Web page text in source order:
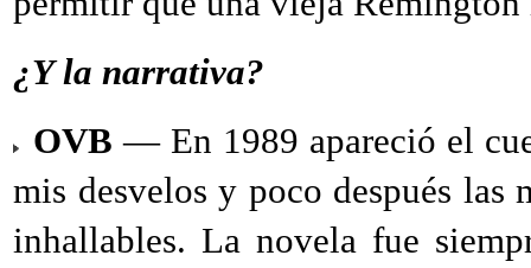
¿Y la narrativa?
OVB — En 1989 apareció el
mis desvelos y poco después
inhallables. La novela fue